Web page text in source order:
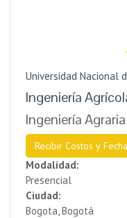
Universidad Nacional
Ingeniería
Ingeniería Agraria
Recibir Costos y
Modalidad:
Presencial
Ciudad:
Bogota, Bogotá